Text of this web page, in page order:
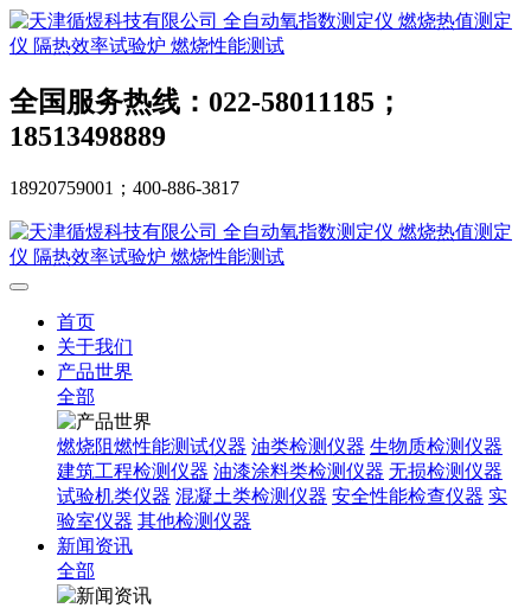
全国服务热线：022-58011185；
18513498889
18920759001；400-886-3817
首页
关于我们
产品世界
全部
燃烧阻燃性能测试仪器 油类检测仪器 生物质检测仪器
建筑工程检测仪器 油漆涂料类检测仪器 无损检测仪器
试验机类仪器 混凝土类检测仪器 安全性能检查仪器 实
验室仪器 其他检测仪器
新闻资讯
全部